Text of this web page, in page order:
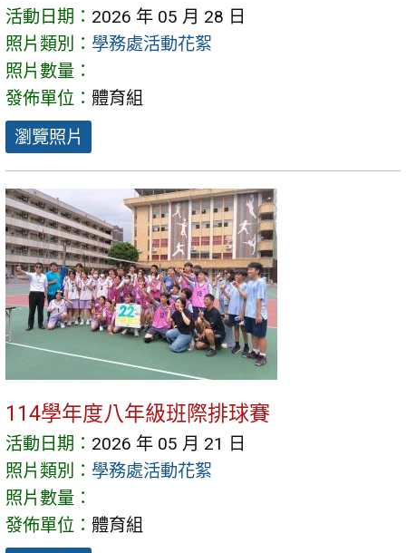
活動日期： 2026 年 05 月 28 日
照片類別： 學務處活動花絮
照片數量：
發佈單位： 體育組
瀏覽照片
114學年度八年級班際排球賽
活動日期： 2026 年 05 月 21 日
照片類別： 學務處活動花絮
照片數量：
發佈單位： 體育組